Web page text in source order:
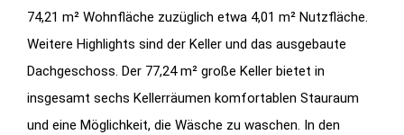
74,21 m² Wohnfläche zuzüglich etwa 4,01 m² Nutzfläche.
Weitere Highlights sind der Keller und das ausgebaute
Dachgeschoss. Der 77,24 m² große Keller bietet in
insgesamt sechs Kellerräumen komfortablen Stauraum
und eine Möglichkeit, die Wäsche zu waschen. In den